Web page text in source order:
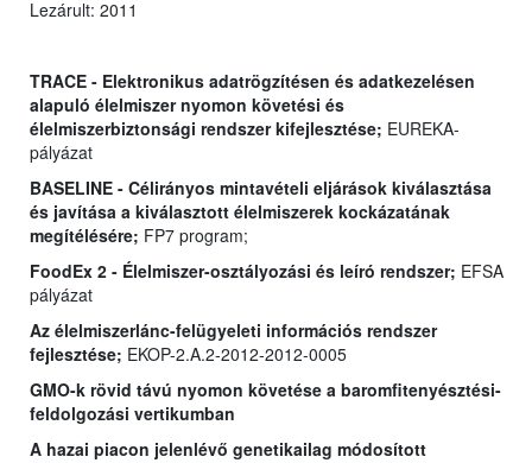
Lezárult: 2011
TRACE - Elektronikus adatrögzítésen és adatkezelésen
alapuló élelmiszer nyomon követési és
élelmiszerbiztonsági rendszer kifejlesztése; EUREKA-
pályázat
BASELINE - Célirányos mintavételi eljárások kiválasztása
és javítása a kiválasztott élelmiszerek kockázatának
megítélésére; FP7 program;
FoodEx 2 - Élelmiszer-osztályozási és leíró rendszer; EFSA
pályázat
Az élelmiszerlánc-felügyeleti információs rendszer
fejlesztése; EKOP-2.A.2-2012-2012-0005
GMO-k rövid távú nyomon követése a baromfitenyésztési-
feldolgozási vertikumban
A hazai piacon jelenlévő genetikailag módosított